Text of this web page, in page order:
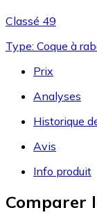
Classé 49
Type: Coque à
Prix
Analyses
Historique
Avis
Info produit
Comparer